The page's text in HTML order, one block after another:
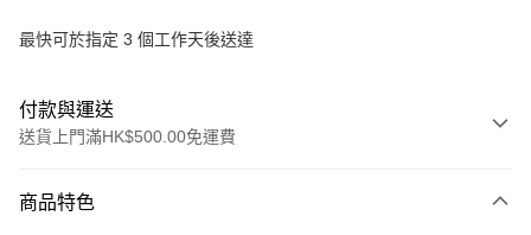
最快可於指定 3 個工作天後送達
付款與運送
送貨上門滿HK$500.00免運費
信用卡
商品特色